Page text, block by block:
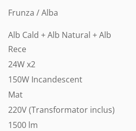
Frunza / Alba
Alb Cald + Alb Natural + Alb
Rece
24W x2
150W Incandescent
Mat
220V (Transformator inclus)
1500 lm